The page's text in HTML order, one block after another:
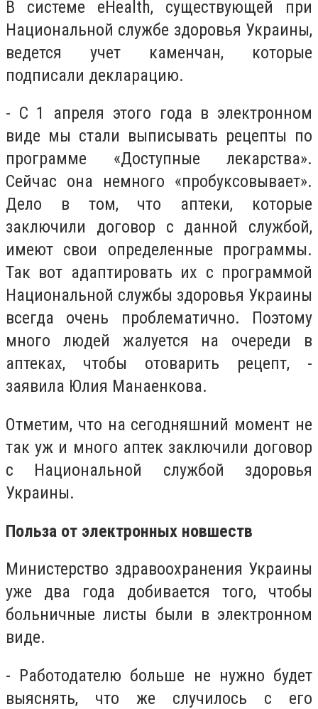
В системе eHealth, существующей при
Национальной службе здоровья Украины,
ведется учет каменчан, которые
подписали декларацию.
- С 1 апреля этого года в электронном
виде мы стали выписывать рецепты по
программе «Доступные лекарства».
Сейчас она немного «пробуксовывает».
Дело в том, что аптеки, которые
заключили договор с данной службой,
имеют свои определенные программы.
Так вот адаптировать их с программой
Национальной службы здоровья Украины
всегда очень проблематично. Поэтому
много людей жалуется на очереди в
аптеках, чтобы отоварить рецепт, -
заявила Юлия Манаенкова.
Отметим, что на сегодняшний момент не
так уж и много аптек заключили договор
с Национальной службой здоровья
Украины.
Польза от электронных новшеств
Министерство здравоохранения Украины
уже два года добивается того, чтобы
больничные листы были в электронном
виде.
- Работодателю больше не нужно будет
выяснять, что же случилось с его